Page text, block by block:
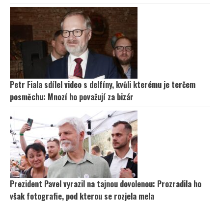
Petr Fiala sdílel video s delfíny, kvůli kterému je terčem
posměchu: Mnozí ho považují za bizár
Prezident Pavel vyrazil na tajnou dovolenou: Prozradila ho
však fotografie, pod kterou se rozjela mela